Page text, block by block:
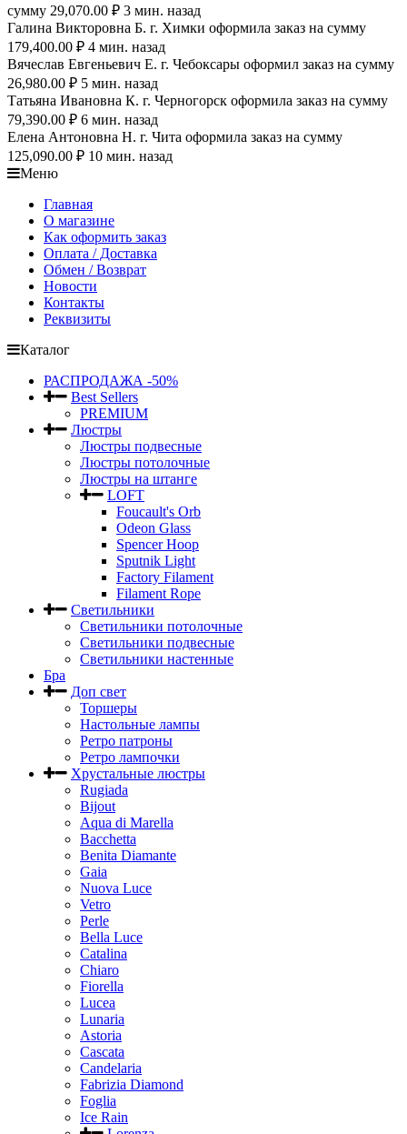
сумму 29,070.00 ₽ 3 мин. назад
Галина Викторовна Б. г. Химки оформила заказ на сумму
179,400.00 ₽ 4 мин. назад
Вячеслав Евгеньевич Е. г. Чебоксары оформил заказ на сумму
26,980.00 ₽ 5 мин. назад
Татьяна Ивановна К. г. Черногорск оформила заказ на сумму
79,390.00 ₽ 6 мин. назад
Елена Антоновна Н. г. Чита оформила заказ на сумму
125,090.00 ₽ 10 мин. назад
Меню
Главная
О магазине
Как оформить заказ
Оплата / Доставка
Обмен / Возврат
Новости
Контакты
Реквизиты
Каталог
РАСПРОДАЖА -50%
Best Sellers
PREMIUM
Люстры
Люстры подвесные
Люстры потолочные
Люстры на штанге
LOFT
Foucault's Orb
Odeon Glass
Spencer Hoop
Sputnik Light
Factory Filament
Filament Rope
Светильники
Светильники потолочные
Светильники подвесные
Светильники настенные
Бра
Доп свет
Торшеры
Настольные лампы
Ретро патроны
Ретро лампочки
Хрустальные люстры
Rugiada
Bijout
Aqua di Marella
Bacchetta
Benita Diamante
Gaia
Nuova Luce
Vetro
Perle
Bella Luce
Сatalina
Chiaro
Fiorella
Lucea
Lunaria
Astoria
Cascata
Candelaria
Fabrizia Diamond
Foglia
Ice Rain